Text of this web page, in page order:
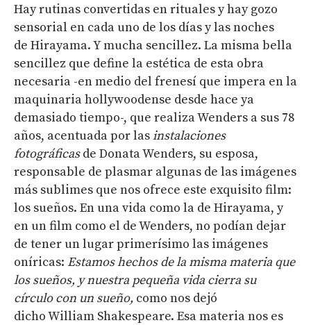
Hay rutinas convertidas en rituales y hay gozo
sensorial en cada uno de los días y las noches
de Hirayama. Y mucha sencillez. La misma bella
sencillez que define la estética de esta obra
necesaria -en medio del frenesí que impera en la
maquinaria hollywoodense desde hace ya
demasiado tiempo-, que realiza Wenders a sus 78
años, acentuada por lasinstalaciones
fotográficas de Donata Wenders, su esposa,
responsable de plasmar algunas de las imágenes
más sublimes que nos ofrece este exquisito film:
los sueños. En una vida como la de Hirayama, y
en un film como el de Wenders, no podían dejar
de tener un lugar primerísimo las imágenes
oníricas: Estamos hechos de la misma materia que
los sueños, y nuestra pequeña vida cierra su
círculo con un sueño, como nos dejó
dicho William Shakespeare. Esa materia nos es